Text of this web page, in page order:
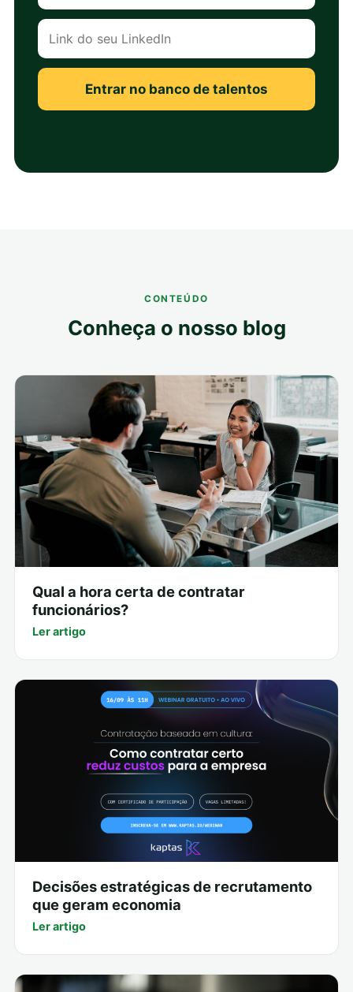
Entrar no banco de talentos
CONTEÚDO
Conheça o nosso blog
Qual a hora certa de contratar
funcionários?
Ler artigo
Decisões estratégicas de recrutamento
que geram economia
Ler artigo